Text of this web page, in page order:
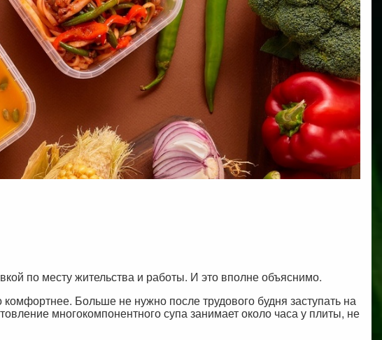
по месту жительства и работы. И это вполне объяснимо.
Больше не нужно после трудового будня заступать на
многокомпонентного супа занимает около часа у плиты, не